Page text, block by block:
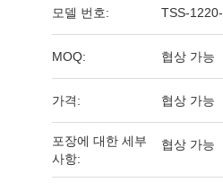
모델 번호: TSS-
MOQ: 협상 가능
가격: 협상 가능
포장에 대한 세부
사항:
협상 가능